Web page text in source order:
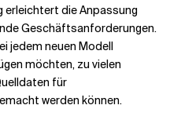
erleichtert die Anpassung
Geschäftsanforderungen.
jedem neuen Modell
möchten, zu vielen
für
werden können.